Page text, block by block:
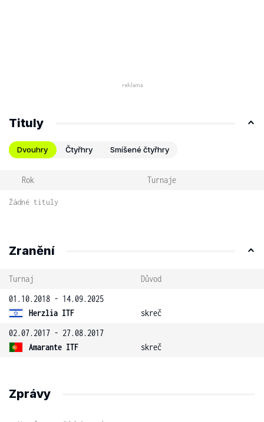
Tituly
Dvouhry Čtyřhry Smíšené čtyřhry
Rok Turnaje
Žádné tituly
Zranění
Turnaj
Důvod
01.10.2018 - 14.09.2025
Herzlia ITF
skreč
02.07.2017 - 27.08.2017
Amarante ITF
skreč
Zprávy